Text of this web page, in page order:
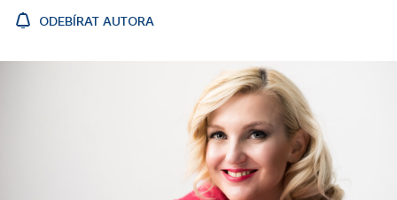
ODEBÍRAT AUTORA